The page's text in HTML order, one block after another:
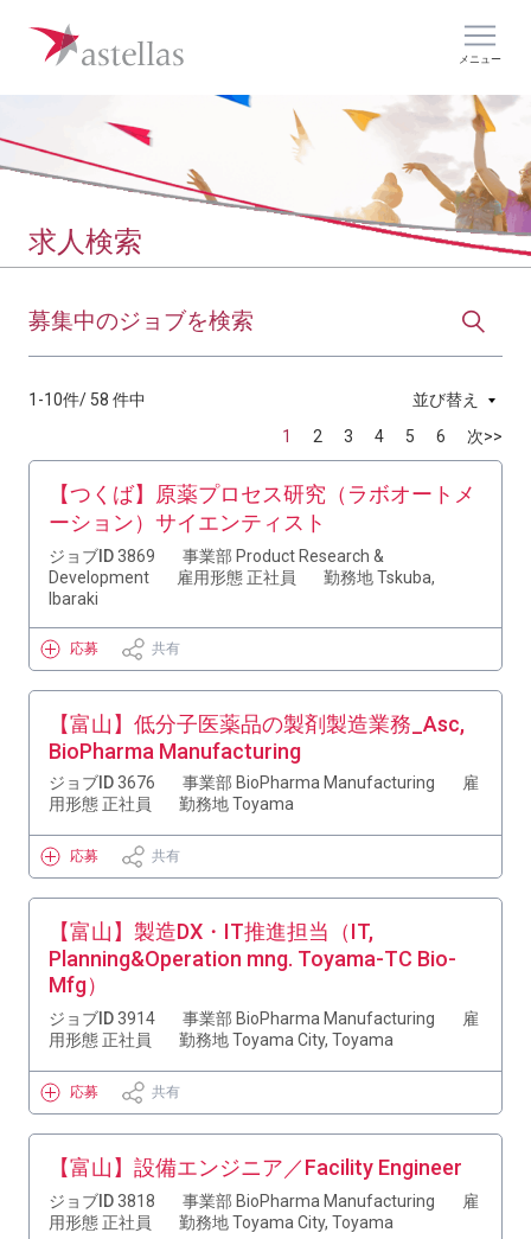
メニュー
求人検索
募集中のジョブを検索
1-10件/ 58 件中
並び替え
1
2 3 4 5 6 次>>
【つくば】原薬プロセス研究（ラボオートメ
ーション）サイエンティスト
ジョブID3869 事業部 Product Research &
Development
雇用形態 正社員 勤務地Tskuba,
Ibaraki
応募 共有
【富山】低分子医薬品の製剤製造業務_Asc,
BioPharma Manufacturing
ジョブID3676 事業部 BioPharma Manufacturing
雇
用形態 正社員 勤務地Toyama
応募 共有
【富山】製造DX・IT推進担当（IT,
Planning&Operation mng. Toyama-TC Bio-
Mfg）
ジョブID3914 事業部 BioPharma Manufacturing
雇
用形態 正社員 勤務地Toyama City, Toyama
応募 共有
【富山】設備エンジニア／Facility Engineer
ジョブID3818 事業部 BioPharma Manufacturing
雇
用形態 正社員 勤務地Toyama City, Toyama